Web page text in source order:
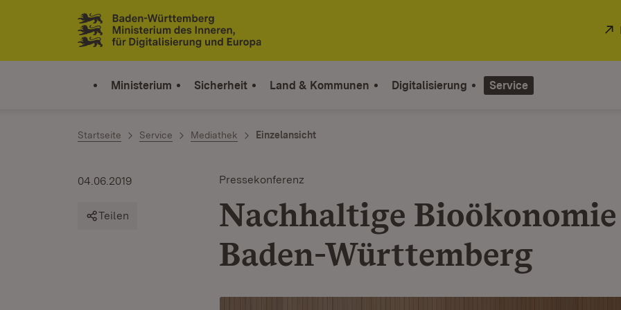
Zum Inhalt springen
Link zur Startseite
Ministerium Sicherheit Land & Kommunen Digitalisierung Service
Startseite Service Mediathek Einzelansicht
Pressekonferenz
Nachhaltige
Baden-Württemberg
04.06.2019
Teilen